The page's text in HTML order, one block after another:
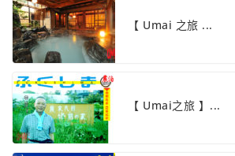
【 Umai 之旅 ...
【 Umai之旅 】...